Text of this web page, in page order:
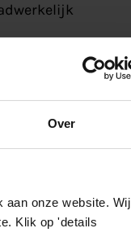
Over
aan onze website. Wij
Klik op 'details
de opmars
ondergrond
zijn niet